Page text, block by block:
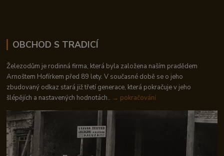
OBCHOD S TRADICÍ
Železodům je rodinná firma, která byla založena naším pradědem
Arnoštem Hofírkem před 89 lety. V současné době se o jeho
zbudovaný odkaz stará již třetí generace, která pokračuje v jeho
šlépějích a nastavených hodnotách.. → pokračování